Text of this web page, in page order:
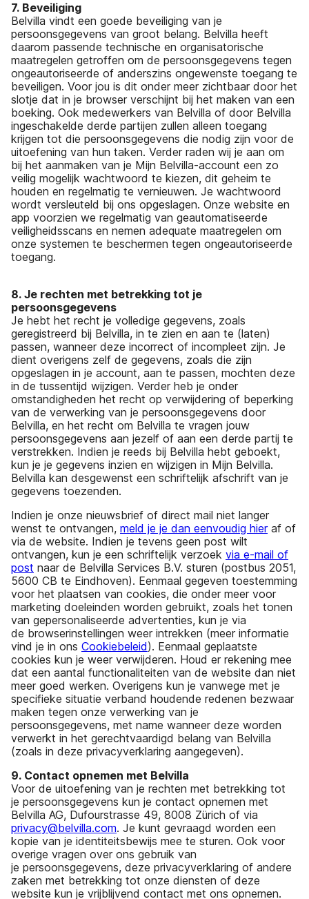
7. Beveiliging
Belvilla vindt een goede beveiliging van je
persoonsgegevens van groot belang. Belvilla heeft
daarom passende technische en organisatorische
maatregelen getroffen om de persoonsgegevens tegen
ongeautoriseerde of anderszins ongewenste toegang te
beveiligen. Voor jou is dit onder meer zichtbaar door het
slotje dat in je browser verschijnt bij het maken van een
boeking. Ook medewerkers van Belvilla of door Belvilla
ingeschakelde derde partijen zullen alleen toegang
krijgen tot die persoonsgegevens die nodig zijn voor de
uitoefening van hun taken. Verder raden wij je aan om
bij het aanmaken van je Mijn Belvilla-account een zo
veilig mogelijk wachtwoord te kiezen, dit geheim te
houden en regelmatig te vernieuwen. Je wachtwoord
wordt versleuteld bij ons opgeslagen. Onze website en
app voorzien we regelmatig van geautomatiseerde
veiligheidsscans en nemen adequate maatregelen om
onze systemen te beschermen tegen ongeautoriseerde
toegang.
8. Je rechten met betrekking tot je
persoonsgegevens
Je hebt het recht je volledige gegevens, zoals
geregistreerd bij Belvilla, in te zien en aan te (laten)
passen, wanneer deze incorrect of incompleet zijn. Je
dient overigens zelf de gegevens, zoals die zijn
opgeslagen in je account, aan te passen, mochten deze
in de tussentijd wijzigen. Verder heb je onder
omstandigheden het recht op verwijdering of beperking
van de verwerking van je persoonsgegevens door
Belvilla, en het recht om Belvilla te vragen jouw
persoonsgegevens aan jezelf of aan een derde partij te
verstrekken. Indien je reeds bij Belvilla hebt geboekt,
kun je je gegevens inzien en wijzigen in Mijn Belvilla.
Belvilla kan desgewenst een schriftelijk afschrift van je
gegevens toezenden.
Indien je onze nieuwsbrief of direct mail niet langer
wenst te ontvangen, meld je je dan eenvoudig hieraf of
via de website. Indien je tevens geen post wilt
ontvangen, kun je een schriftelijk verzoek via e-mail of
post naar de Belvilla Services B.V. sturen (postbus 2051,
5600 CB te Eindhoven). Eenmaal gegeven toestemming
voor het plaatsen van cookies, die onder meer voor
marketing doeleinden worden gebruikt, zoals het tonen
van gepersonaliseerde advertenties, kun je via
de browserinstellingen weer intrekken (meer informatie
vind je in ons Cookiebeleid). Eenmaal geplaatste
cookies kun je weer verwijderen. Houd er rekening mee
dat een aantal functionaliteiten van de website dan niet
meer goed werken. Overigens kun je vanwege met je
specifieke situatie verband houdende redenen bezwaar
maken tegen onze verwerking van je
persoonsgegevens, met name wanneer deze worden
verwerkt in het gerechtvaardigd belang van Belvilla
(zoals in deze privacyverklaring aangegeven).
9. Contact opnemen met Belvilla
Voor de uitoefening van je rechten met betrekking tot
je persoonsgegevens kun je contact opnemen met
Belvilla AG, Dufourstrasse 49, 8008 Zürich of via
privacy@belvilla.com. Je kunt gevraagd worden een
kopie van je identiteitsbewijs mee te sturen. Ook voor
overige vragen over ons gebruik van
je persoonsgegevens, deze privacyverklaring of andere
zaken met betrekking tot onze diensten of deze
website kun je vrijblijvend contact met ons opnemen.